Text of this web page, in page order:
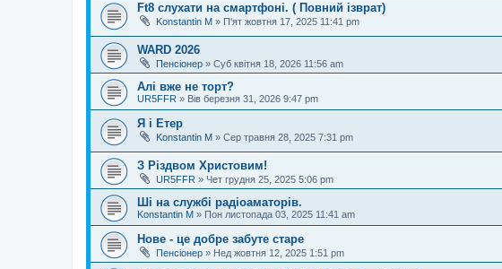
Ft8 слухати на смартфоні. ( Повний ізврат)
Konstantin M » П'ят жовтня 17, 2025 11:41 pm
WARD 2026
Пенсіонер » Суб квітня 18, 2026 11:56 am
Алі вже не торт?
UR5FFR » Вів березня 31, 2026 9:47 pm
Я і Етер
Konstantin M » Сер травня 28, 2025 7:31 pm
З Різдвом Христовим!
UR5FFR » Чет грудня 25, 2025 5:06 pm
Ші на службі радіоаматорів.
Konstantin M » Пон листопада 03, 2025 11:41 am
Нове - це добре забуте старе
Пенсіонер » Нед жовтня 12, 2025 1:51 pm